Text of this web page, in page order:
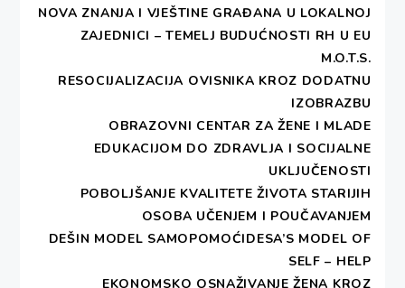
NOVA ZNANJA I VJEŠTINE GRAĐANA U LOKALNOJ
ZAJEDNICI – TEMELJ BUDUĆNOSTI RH U EU
M.O.T.S.
RESOCIJALIZACIJA OVISNIKA KROZ DODATNU
IZOBRAZBU
OBRAZOVNI CENTAR ZA ŽENE I MLADE
EDUKACIJOM DO ZDRAVLJA I SOCIJALNE
UKLJUČENOSTI
POBOLJŠANJE KVALITETE ŽIVOTA STARIJIH
OSOBA UČENJEM I POUČAVANJEM
DEŠIN MODEL SAMOPOMOĆIDESA’S MODEL OF
SELF – HELP
EKONOMSKO OSNAŽIVANJE ŽENA KROZ